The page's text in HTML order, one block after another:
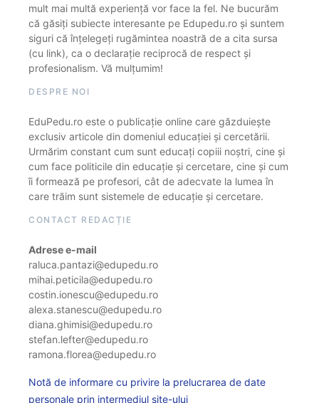
mult mai multă experiență vor face la fel. Ne bucurăm
că găsiți subiecte interesante pe Edupedu.ro și suntem
siguri că înțelegeți rugămintea noastră de a cita sursa
(cu link), ca o declarație reciprocă de respect și
profesionalism. Vă mulțumim!
DESPRE NOI
EduPedu.ro este o publicație online care găzduiește
exclusiv articole din domeniul educației și cercetării.
Urmărim constant cum sunt educați copiii noștri, cine și
cum face politicile din educație și cercetare, cine și cum
îi formează pe profesori, cât de adecvate la lumea în
care trăim sunt sistemele de educație și cercetare.
CONTACT REDACȚIE
Adrese e-mail
raluca.pantazi@edupedu.ro
mihai.peticila@edupedu.ro
costin.ionescu@edupedu.ro
alexa.stanescu@edupedu.ro
diana.ghimisi@edupedu.ro
stefan.lefter@edupedu.ro
ramona.florea@edupedu.ro
Notă de informare cu privire la prelucrarea de date
personale prin intermediul site-ului